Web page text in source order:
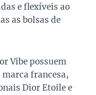
e flexíveis ao
as bolsas de
Vibe possuem
francesa,
Dior Etoile e